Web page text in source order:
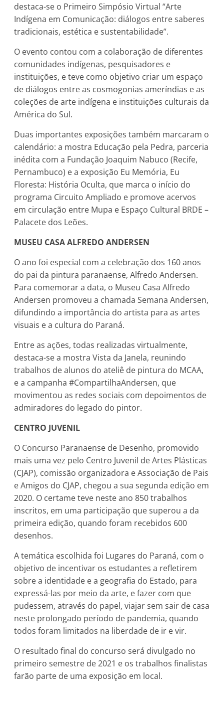
destaca-se o Primeiro Simpósio Virtual “Arte
Indígena em Comunicação: diálogos entre saberes
tradicionais, estética e sustentabilidade”.
O evento contou com a colaboração de diferentes
comunidades indígenas, pesquisadores e
instituições, e teve como objetivo criar um espaço
de diálogos entre as cosmogonias ameríndias e as
coleções de arte indígena e instituições culturais da
América do Sul.
Duas importantes exposições também marcaram o
calendário: a mostra Educação pela Pedra, parceria
inédita com a Fundação Joaquim Nabuco (Recife,
Pernambuco) e a exposição Eu Memória, Eu
Floresta: História Oculta, que marca o início do
programa Circuito Ampliado e promove acervos
em circulação entre Mupa e Espaço Cultural BRDE –
Palacete dos Leões.
MUSEU CASA ALFREDO ANDERSEN
O ano foi especial com a celebração dos 160 anos
do pai da pintura paranaense, Alfredo Andersen.
Para comemorar a data, o Museu Casa Alfredo
Andersen promoveu a chamada Semana Andersen,
difundindo a importância do artista para as artes
visuais e a cultura do Paraná.
Entre as ações, todas realizadas virtualmente,
destaca-se a mostra Vista da Janela, reunindo
trabalhos de alunos do ateliê de pintura do MCAA,
e a campanha #CompartilhaAndersen, que
movimentou as redes sociais com depoimentos de
admiradores do legado do pintor.
CENTRO JUVENIL
O Concurso Paranaense de Desenho, promovido
mais uma vez pelo Centro Juvenil de Artes Plásticas
(CJAP), comissão organizadora e Associação de Pais
e Amigos do CJAP, chegou a sua segunda edição em
2020. O certame teve neste ano 850 trabalhos
inscritos, em uma participação que superou a da
primeira edição, quando foram recebidos 600
desenhos.
A temática escolhida foi Lugares do Paraná, com o
objetivo de incentivar os estudantes a refletirem
sobre a identidade e a geografia do Estado, para
expressá-las por meio da arte, e fazer com que
pudessem, através do papel, viajar sem sair de casa
neste prolongado período de pandemia, quando
todos foram limitados na liberdade de ir e vir.
O resultado final do concurso será divulgado no
primeiro semestre de 2021 e os trabalhos finalistas
farão parte de uma exposição em local.